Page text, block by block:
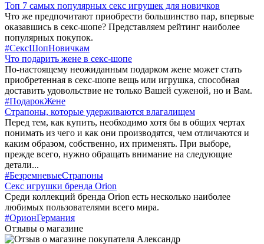
Топ 7 самых популярных секс игрушек для новичков
Что же предпочитают приобрести большинство пар, впервые
оказавшись в секс-шопе? Представляем рейтинг наиболее
популярных покупок.
#СексШопНовичкам
Что подарить жене в секс-шопе
По-настоящему неожиданным подарком жене может стать
приобретенная в секс-шопе вещь или игрушка, способная
доставить удовольствие не только Вашей суженой, но и Вам.
#ПодарокЖене
Страпоны, которые удерживаются влагалищем
Перед тем, как купить, необходимо хотя бы в общих чертах
понимать из чего и как они производятся, чем отличаются и
каким образом, собственно, их применять. При выборе,
прежде всего, нужно обращать внимание на следующие
детали...
#БезремневыеСтрапоны
Секс игрушки бренда Orion
Среди коллекций бренда Orion есть несколько наиболее
любимых пользователями всего мира.
#ОрионГермания
Отзывы о магазине